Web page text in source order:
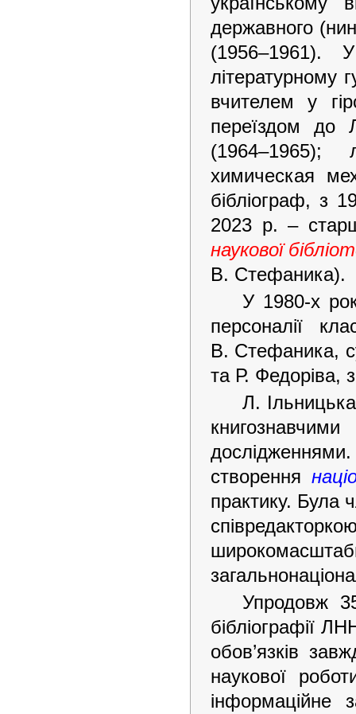
державного
(1956–1961).
літературному
вчителем у
переїздом до
(1964–1965);
химическая
бібліограф, з
2023 р. –
наукової
В. Стефаника).
У 1980-х
персоналії
В. Стефаника,
та Р. Федоріва,
Л.
створення
практику. Була
Упродовж
бібліографії
обов’язків
наукової
інформаційне